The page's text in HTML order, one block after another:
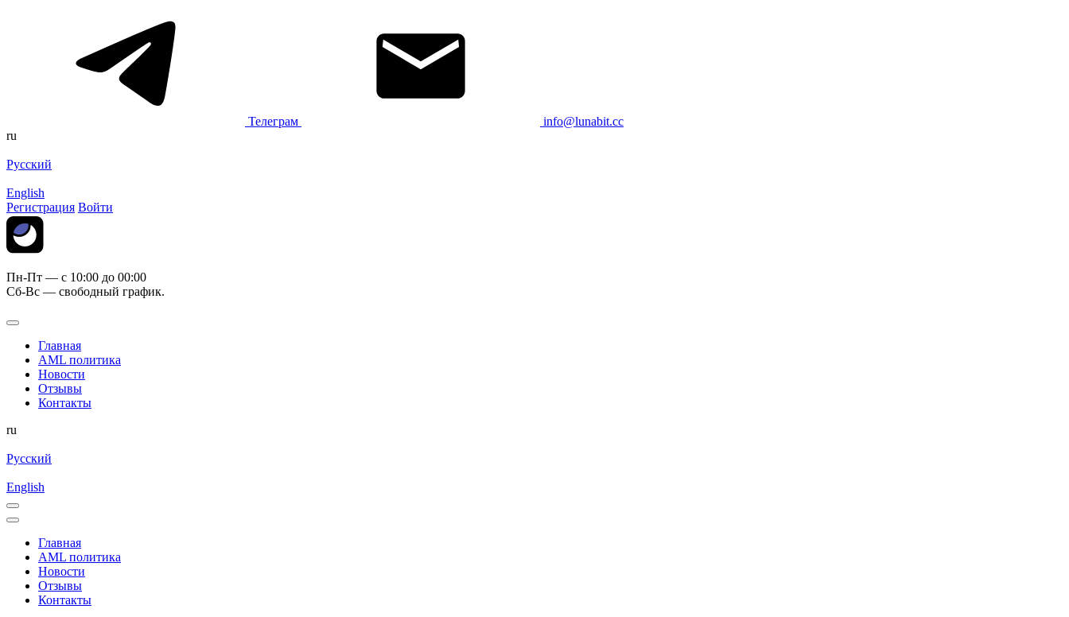
Телеграм
info@lunabit.cc
ru
Русский
English
Регистрация Войти
Пн-Пт — c 10:00 до 00:00
Сб-Вс — свободный график.
Главная
AML политика
Новости
Отзывы
Контакты
ru
Русский
English
Главная
AML политика
Новости
Отзывы
Контакты